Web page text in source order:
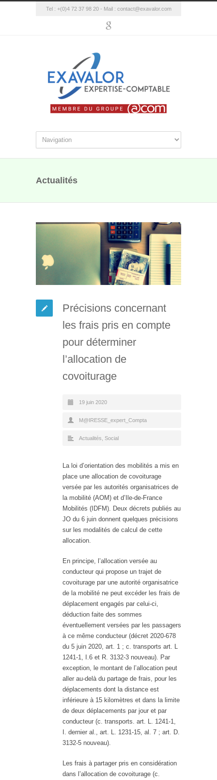
Tel : +(0)4 72 37 98 20 - Mail : contact@exavalor.com
Actualités
Précisions concernant
les frais pris en compte
pour déterminer
l’allocation de
covoiturage
19 juin 2020
M@IRESSE_expert_Compta
Actualités Social
La loi d’orientation des mobilités a mis en
place une allocation de covoiturage
versée par les autorités organisatrices de
la mobilité (AOM) et d’Ile-de-France
Mobilités (IDFM). Deux décrets publiés au
JO du 6 juin donnent quelques précisions
sur les modalités de calcul de cette
allocation.
En principe, l’allocation versée au
conducteur qui propose un trajet de
covoiturage par une autorité organisatrice
de la mobilité ne peut excéder les frais de
déplacement engagés par celui-ci,
déduction faite des sommes
éventuellement versées par les passagers
à ce même conducteur (décret 2020-678
du 5 juin 2020, art. 1 ; c. transports art. L
1241-1, I.6 et R. 3132-3 nouveau). Par
exception, le montant de l’allocation peut
aller au-delà du partage de frais, pour les
déplacements dont la distance est
inférieure à 15 kilomètres et dans la limite
de deux déplacements par jour et par
conducteur (c. transports. art. L. 1241-1,
I. dernier al., art. L. 1231-15, al. 7 ; art. D.
3132-5 nouveau).
Les frais à partager pris en considération
dans l’allocation de covoiturage (c.